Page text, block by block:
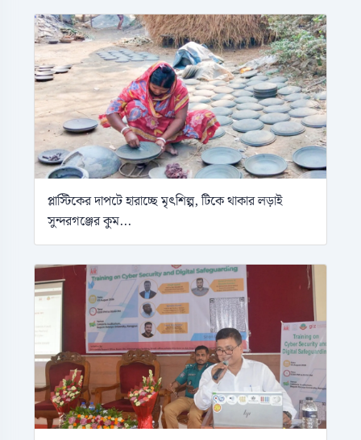
প্লাস্টিকের দাপটে হারাচ্ছে মৃৎশিল্প, টিকে থাকার লড়াই
সুন্দরগঞ্জের কুম...